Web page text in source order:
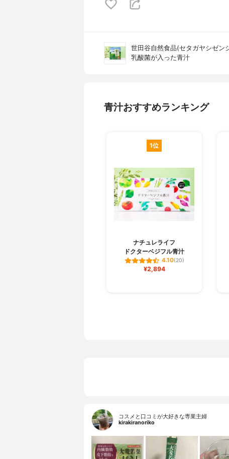
世田谷自然食品(セタガヤシゼン
乳酸菌が入った青汁
青汁おすすめランキング
1位
ナチュレライフ
ドクターベジフル青汁
4.10(20)
¥2,894
コスメと口コミが大好きな専業主婦
kirakiranoriko